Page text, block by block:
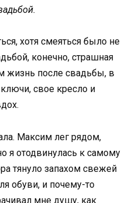
хотя смеяться было не
конечно, страшная
жизнь после свадьбы, в
свое кресло и
Максим лег рядом,
я отодвинулась к самому
тянуло запахом свежей
обуви, и почему-то
мне душу, как